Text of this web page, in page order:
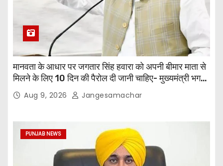
मानवता के आधार पर जगतार सिंह हवारा को अपनी बीमार माता से
मिलने के लिए 10 दिन की पैरोल दी जानी चाहिए- मुख्यमंत्री भगवंत
सिंह मानAug 9, 2026 Jangesamachar
PUNJAB NEWS